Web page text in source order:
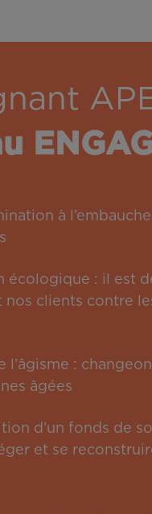
à
écologique : il est
nos clients contre
l’âgisme :
âgées
d’un fonds de
et se